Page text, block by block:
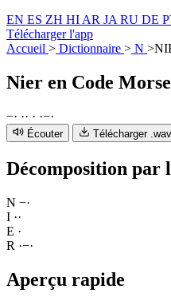
EN ES ZH HI AR JA RU DE
Télécharger l'app
Accueil > Dictionnaire > N >
Nier en Code Morse
−· ·· · ·−·
Écouter Télécharger .wav
Décomposition par
N −·
I ··
E ·
R ·−·
Aperçu rapide